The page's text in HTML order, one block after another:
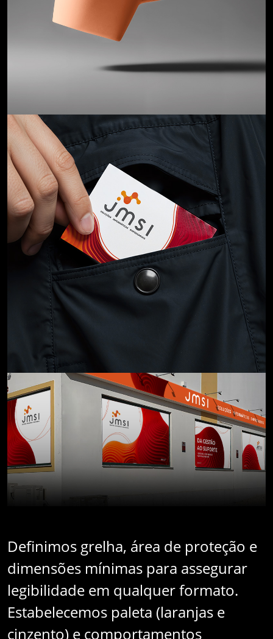
Definimos grelha, área de proteção e
dimensões mínimas para assegurar
legibilidade em qualquer formato.
Estabelecemos paleta (laranjas e
cinzento) e comportamentos